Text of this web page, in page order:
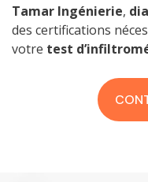
Tamar Ingénierie,
des certifications
votre test